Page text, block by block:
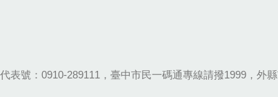
表號：0910-289111，臺中市民一碼通專線請撥1999，外